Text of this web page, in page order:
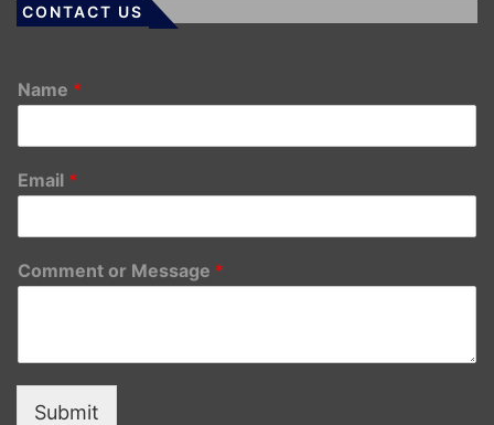
CONTACT US
Name *
Email *
Comment or Message *
Submit